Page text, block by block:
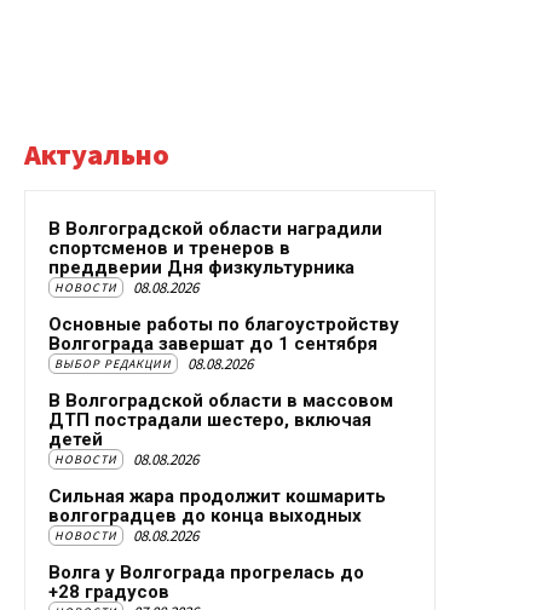
Актуально
В Волгоградской области наградили
спортсменов и тренеров в
преддверии Дня физкультурника
НОВОСТИ 08.08.2026
Основные работы по благоустройству
Волгограда завершат до 1 сентября
ВЫБОР РЕДАКЦИИ 08.08.2026
В Волгоградской области в массовом
ДТП пострадали шестеро, включая
детей
НОВОСТИ 08.08.2026
Сильная жара продолжит кошмарить
волгоградцев до конца выходных
НОВОСТИ 08.08.2026
Волга у Волгограда прогрелась до
+28 градусов